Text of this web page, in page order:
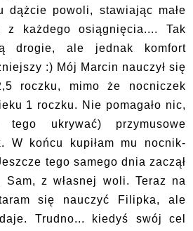
dążcie powoli, stawiając małe
każdego osiągnięcia.... Tak
drogie, ale jednak komfort
:) Mój Marcin nauczył się
roczku, mimo że nocniczek
1 roczku. Nie pomagało nic,
ukrywać) przymusowe
W końcu kupiłam mu nocnik-
tego samego dnia zaczął
z własnej woli. Teraz na
się nauczyć Filipka, ale
Trudno... kiedyś swój cel